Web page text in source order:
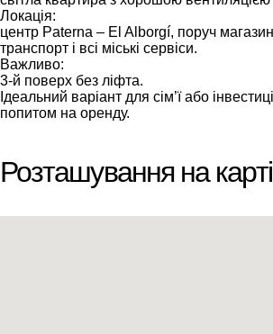
Локація:
центр Paterna – El Alborgí, поруч
транспорт і всі міські сервіси.
Важливо:
3-й поверх без ліфта.
Ідеальний варіант для сім’ї або
попитом на оренду.
Розташування на карті